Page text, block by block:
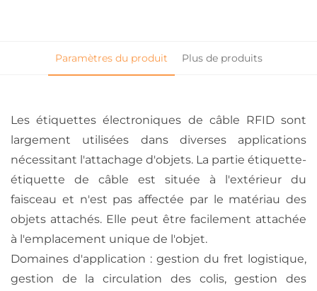
Paramètres du produit Plus de produits
Les étiquettes électroniques de câble RFID sont
largement utilisées dans diverses applications
nécessitant l'attachage d'objets. La partie étiquette-
étiquette de câble est située à l'extérieur du
faisceau et n'est pas affectée par le matériau des
objets attachés. Elle peut être facilement attachée
à l'emplacement unique de l'objet.
Domaines d'application : gestion du fret logistique,
gestion de la circulation des colis, gestion des